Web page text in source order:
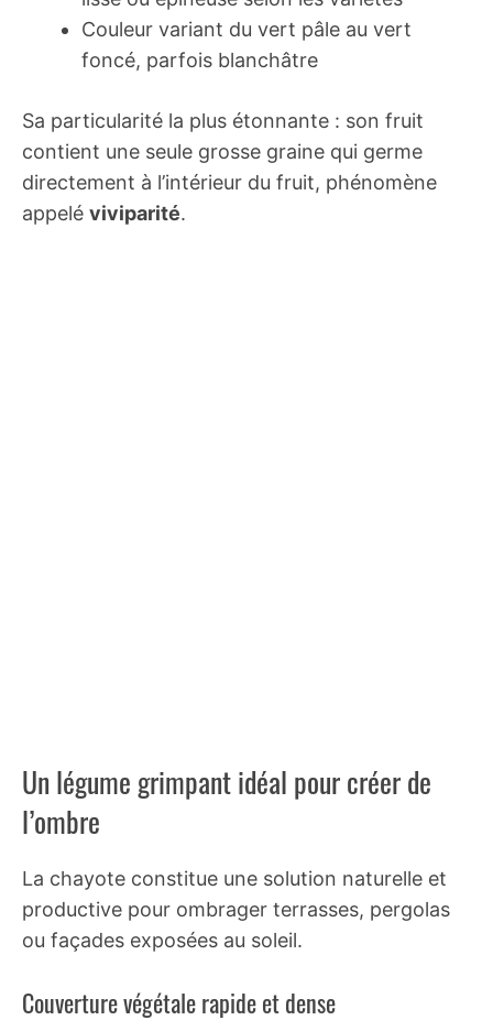
Couleur variant du vert pâle au vert
foncé, parfois blanchâtre
Sa particularité la plus étonnante : son fruit
contient une seule grosse graine qui germe
directement à l’intérieur du fruit, phénomène
appelé viviparité.
Un légume grimpant idéal pour créer de
l’ombre
La chayote constitue une solution naturelle et
productive pour ombrager terrasses, pergolas
ou façades exposées au soleil.
Couverture végétale rapide et dense